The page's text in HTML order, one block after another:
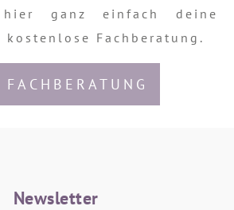
ganz einfach deine
Fachberatung.
Newsletter